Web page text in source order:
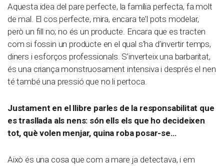
Aquesta idea del pare perfecte, la família perfecta, fa molt
de mal. El cos perfecte, mira, encara te’l pots modelar,
però un fill no; no és un producte. Encara que es tracten
com si fossin un producte en el qual s’ha d’invertir temps,
diners i esforços professionals. S’inverteix una barbaritat,
és una criança monstruosament intensiva i després el nen
té també una pressió que no li pertoca.
Justament en el llibre parles de la responsabilitat que
es trasllada als nens: són ells els que ho decideixen
tot, què volen menjar, quina roba posar-se…
Això és una cosa que com a mare ja detectava, i em